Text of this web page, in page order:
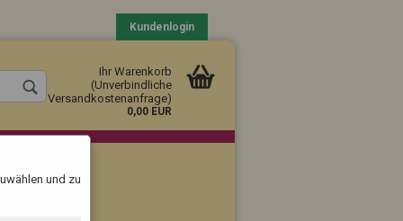
Kundenlogin
Ihr Warenkorb
(Unverbindliche
Versandkostenanfrage)
0,00 EUR
und zu